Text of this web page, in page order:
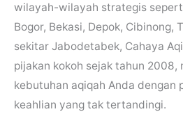
wilayah-wilayah strategis
Bogor, Bekasi, Depok, Cibinong,
sekitar Jabodetabek, Cahaya
pijakan kokoh sejak tahun 2008,
kebutuhan aqiqah Anda dengan
keahlian yang tak tertandingi.